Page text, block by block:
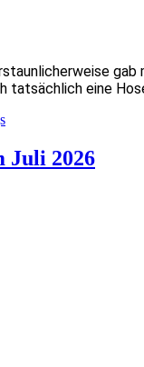
tatsächlich eine
Juli 2026